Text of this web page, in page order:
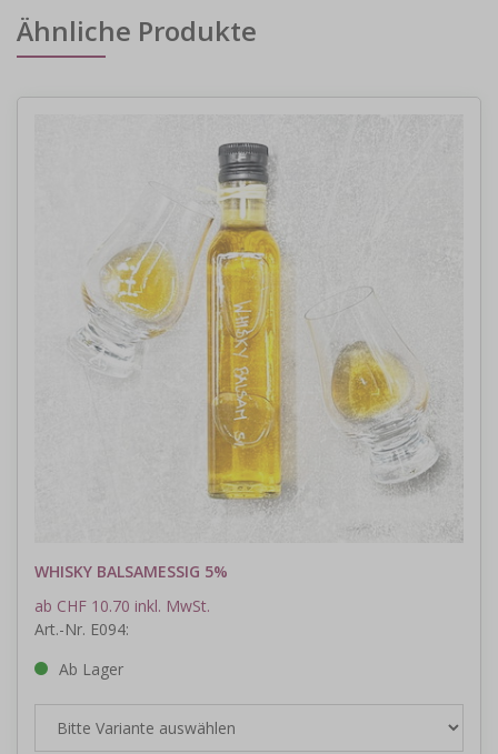
Ähnliche Produkte
WHISKY BALSAMESSIG 5%
ab CHF 10.70 inkl. MwSt.
Art.-Nr. E094:
Ab Lager